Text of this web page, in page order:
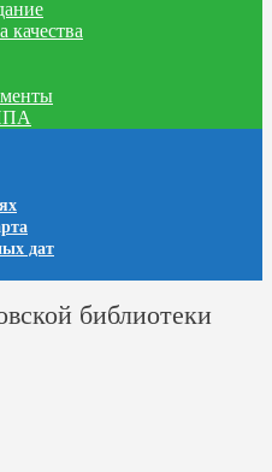
качества
дат
библиотеки